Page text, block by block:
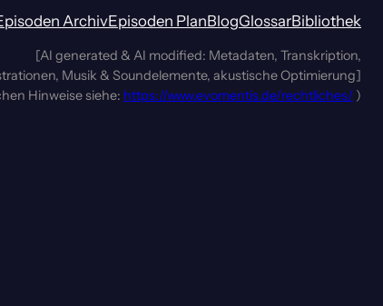
ArchivEpisoden PlanBlogGlossarBibliothek
[AI generated & AI modified: Metadaten, Transkription,
Musik & Soundelemente, akustische Optimierung]
Hinweise siehe: https://www.evomentis.de/rechtliches/ )